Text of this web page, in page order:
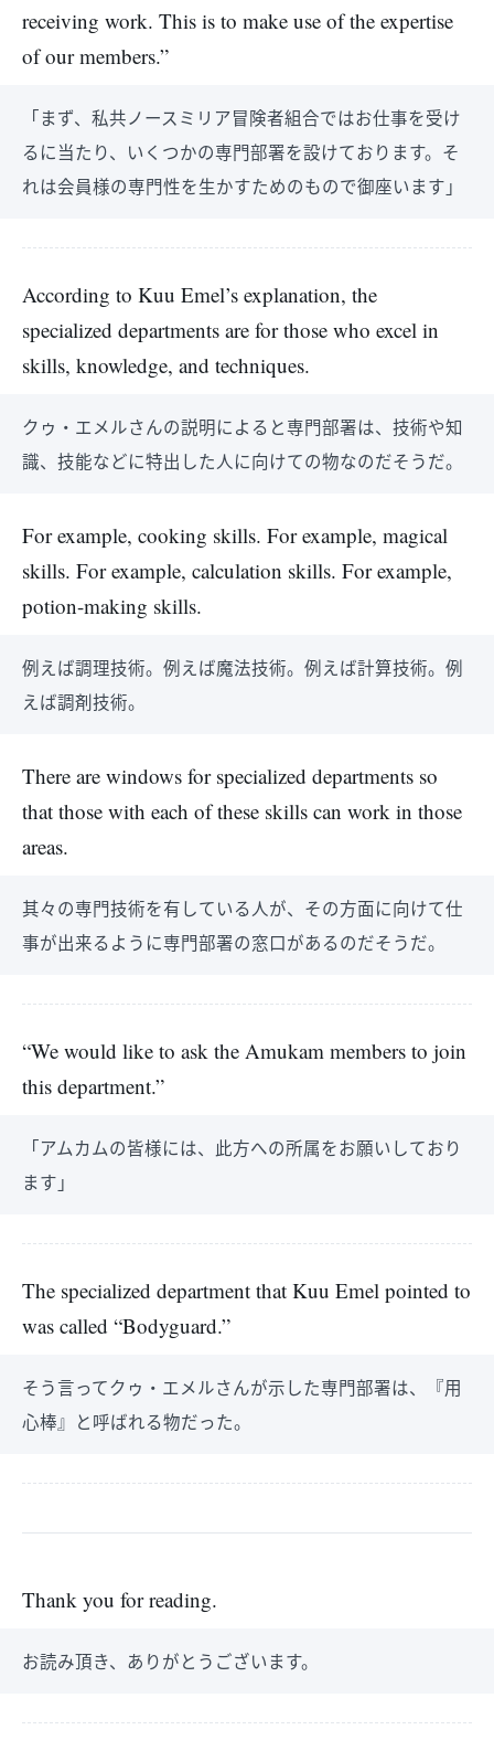
receiving work. This is to make use of the expertise
of our members.”
「まず、私共ノースミリア冒険者組合ではお仕事を受け
るに当たり、いくつかの専門部署を設けております。そ
れは会員様の専門性を生かすためのもので御座います」
According to Kuu Emel’s explanation, the
specialized departments are for those who excel in
skills, knowledge, and techniques.
クゥ・エメルさんの説明によると専門部署は、技術や知
識、技能などに特出した人に向けての物なのだそうだ。
For example, cooking skills. For example, magical
skills. For example, calculation skills. For example,
potion-making skills.
例えば調理技術。例えば魔法技術。例えば計算技術。例
えば調剤技術。
There are windows for specialized departments so
that those with each of these skills can work in those
areas.
其々の専門技術を有している人が、その方面に向けて仕
事が出来るように専門部署の窓口があるのだそうだ。
“We would like to ask the Amukam members to join
this department.”
「アムカムの皆様には、此方への所属をお願いしており
ます」
The specialized department that Kuu Emel pointed to
was called “Bodyguard.”
そう言ってクゥ・エメルさんが示した専門部署は、『用
心棒』と呼ばれる物だった。
Thank you for reading.
お読み頂き、ありがとうございます。